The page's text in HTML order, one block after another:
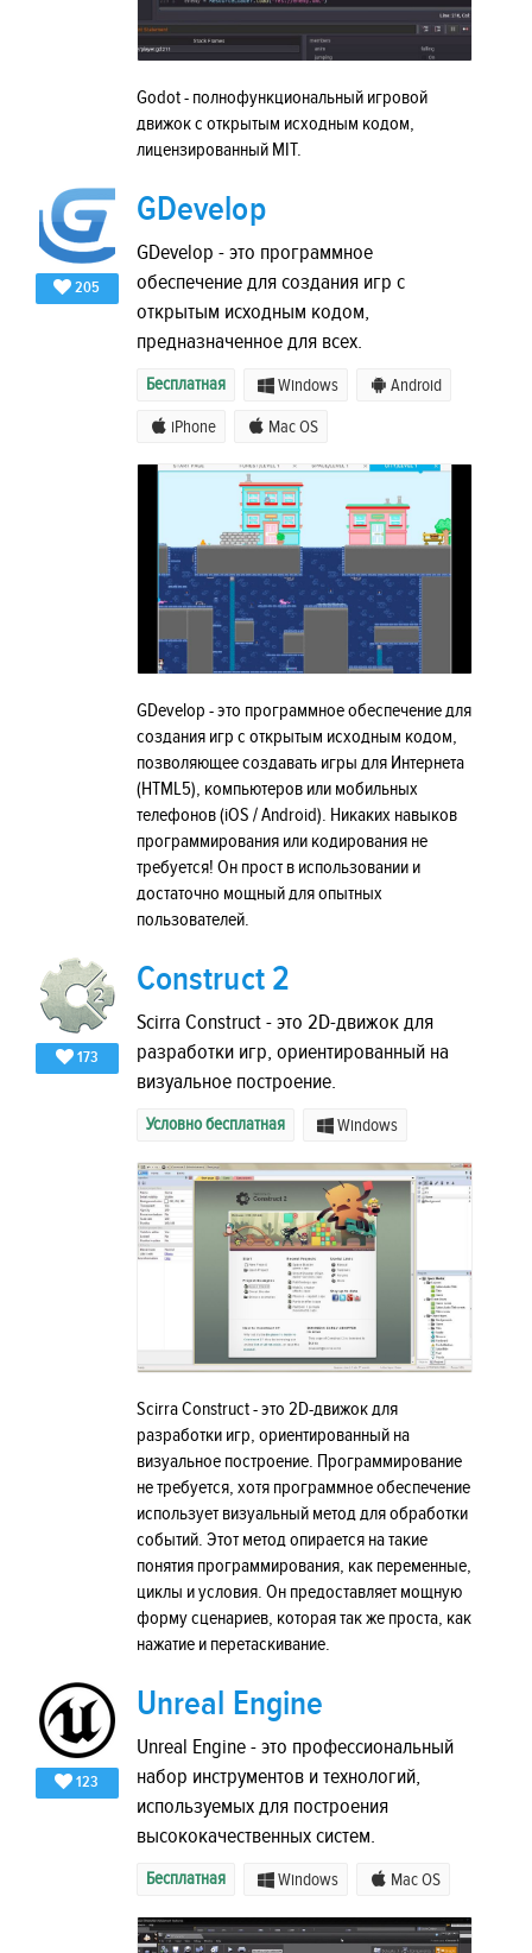
Godot - полнофункциональный игровой
движок с открытым исходным кодом,
лицензированный MIT.
205
GDevelop
GDevelop - это программное
обеспечение для создания игр с
открытым исходным кодом,
предназначенное для всех.
Бесплатная Windows Android
iPhone Mac OS
GDevelop - это программное обеспечение для
создания игр с открытым исходным кодом,
позволяющее создавать игры для Интернета
(HTML5), компьютеров или мобильных
телефонов (iOS / Android). Никаких навыков
программирования или кодирования не
требуется! Он прост в использовании и
достаточно мощный для опытных
пользователей.
173
Construct 2
Scirra Construct - это 2D-движок для
разработки игр, ориентированный на
визуальное построение.
Условно бесплатная Windows
Scirra Construct - это 2D-движок для
разработки игр, ориентированный на
визуальное построение. Программирование
не требуется, хотя программное обеспечение
использует визуальный метод для обработки
событий. Этот метод опирается на такие
понятия программирования, как переменные,
циклы и условия. Он предоставляет мощную
форму сценариев, которая так же проста, как
нажатие и перетаскивание.
123
Unreal Engine
Unreal Engine - это профессиональный
набор инструментов и технологий,
используемых для построения
высококачественных систем.
Бесплатная Windows Mac OS